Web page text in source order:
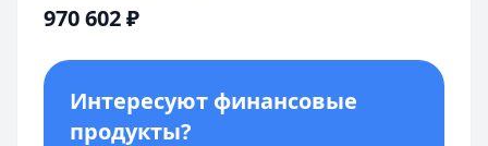
970 602₽
Интересуют финансовые
продукты?